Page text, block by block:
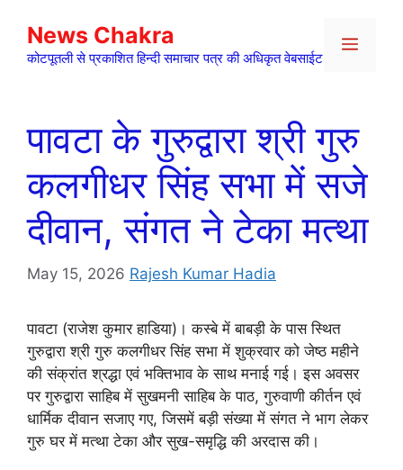
content
News Chakra
कोटपूतली से प्रकाशित हिन्दी समाचार पत्र की अधिकृत वेबसाईट
Menu
पावटा के गुरुद्वारा श्री गुरु
कलगीधर सिंह सभा में सजे
दीवान, संगत ने टेका मत्था
May 15, 2026 Rajesh Kumar Hadia
पावटा (राजेश कुमार हाडिया)। कस्बे में बाबड़ी के पास स्थित
गुरुद्वारा श्री गुरु कलगीधर सिंह सभा में शुक्रवार को जेष्ठ महीने
की संक्रांत श्रद्धा एवं भक्तिभाव के साथ मनाई गई। इस अवसर
पर गुरुद्वारा साहिब में सुखमनी साहिब के पाठ, गुरुवाणी कीर्तन एवं
धार्मिक दीवान सजाए गए, जिसमें बड़ी संख्या में संगत ने भाग लेकर
गुरु घर में मत्था टेका और सुख-समृद्धि की अरदास की।